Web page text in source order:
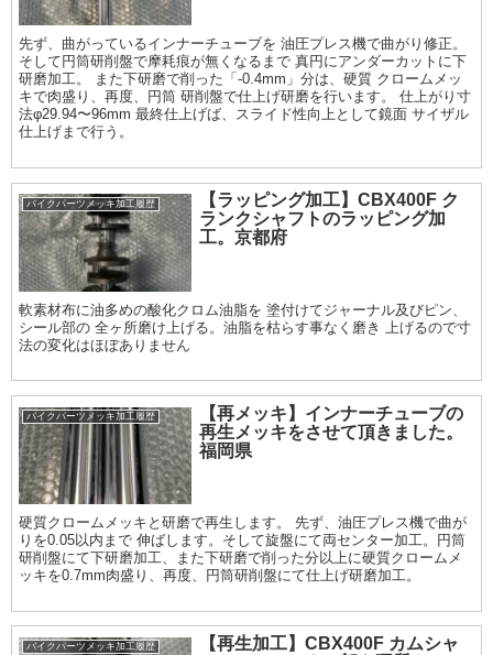
先ず、曲がっているインナーチューブを 油圧プレス機で曲がり修正。
そして円筒研削盤で摩耗痕が無くなるまで 真円にアンダーカットに下
研磨加工。 また下研磨で削った「-0.4mm」分は、硬質 クロームメッ
キで肉盛り、再度、円筒 研削盤で仕上げ研磨を行います。 仕上がり寸
法φ29.94〜96mm 最終仕上げば、スライド性向上として鏡面 サイザル
仕上げまで行う。
バイクパーツメッキ加工履歴
【ラッピング加工】CBX400F ク
ランクシャフトのラッピング加
工。京都府
軟素材布に油多めの酸化クロム油脂を 塗付けてジャーナル及びピン、
シール部の 全ヶ所磨け上げる。油脂を枯らす事なく磨き 上げるので寸
法の変化はほぼありません
バイクパーツメッキ加工履歴
【再メッキ】インナーチューブの
再生メッキをさせて頂きました。
福岡県
硬質クロームメッキと研磨で再生します。 先ず、油圧プレス機で曲が
りを0.05以内まで 伸ばします。そして旋盤にて両センター加工。円筒
研削盤にて下研磨加工、また下研磨で削った分以上に硬質クロームメ
ッキを0.7mm肉盛り、再度、円筒研削盤にて仕上げ研磨加工。
バイクパーツメッキ加工履歴
【再生加工】CBX400F カムシャ